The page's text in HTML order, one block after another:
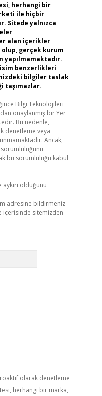
herhangi bir
ile hiçbir
Sitede yalnızca
alan içerikler
gerçek kurum
yapılmamaktadır.
benzerlikleri
bilgiler taslak
taşımazlar.
Bilgi Teknolojileri
onaylanmış bir Yer
Bu nedenle,
denetleme veya
Ancak,
sorumluluğunu
bu sorumluluğu kabul
olduğunu
adresine bildirmeniz
içerisinde sitemizden
olarak denetleme
herhangi bir marka,